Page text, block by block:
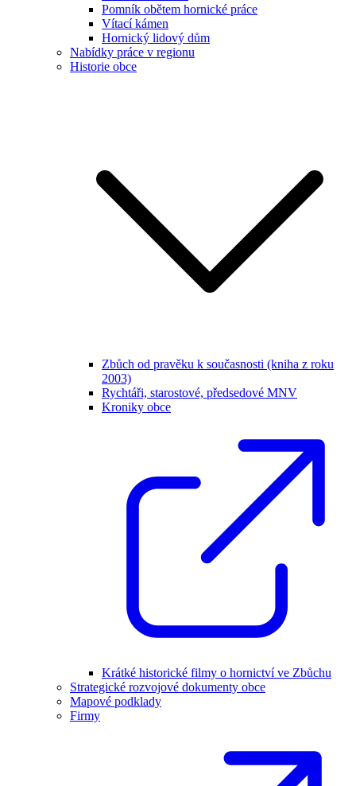
Pomník obětem hornické práce
Vítací kámen
Hornický lidový dům
Nabídky práce v regionu
Historie obce
Zbůch od pravěku k současnosti (kniha z roku
2003)
Rychtáři, starostové, předsedové MNV
Kroniky obce
Krátké historické filmy o hornictví ve Zbůchu
Strategické rozvojové dokumenty obce
Mapové podklady
Firmy